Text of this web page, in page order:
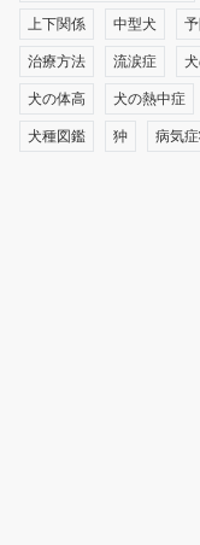
上下関係 中型犬
治療方法 流涙症
犬の体高 犬の熱中症
犬種図鑑 狆 病気